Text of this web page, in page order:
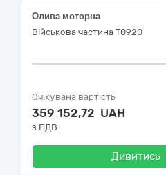
Олива моторна
Військова частина Т0920
Очікувана вартість
359 152,72 UAH
з ПДВ
Дивитись